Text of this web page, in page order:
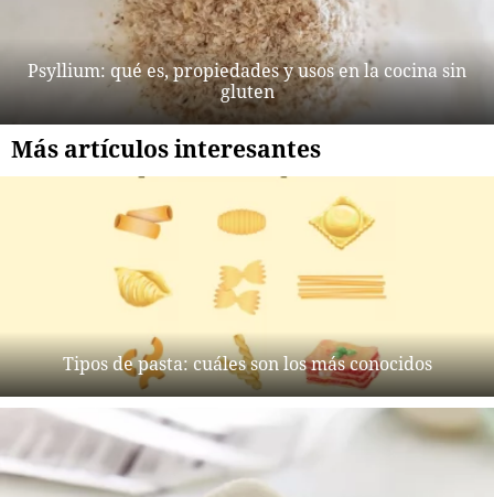
Psyllium: qué es, propiedades y usos en la cocina sin
gluten
Más artículos interesantes
Tipos de pasta: cuáles son los más conocidos